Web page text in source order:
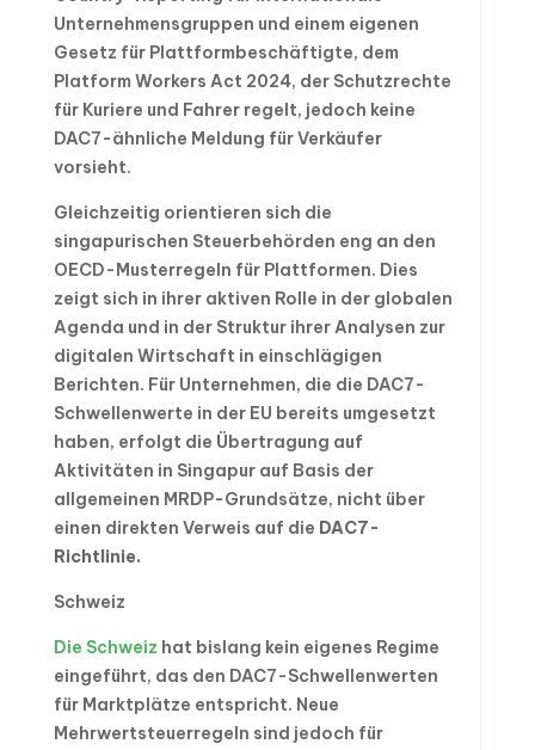
Unternehmensgruppen und einem eigenen
Gesetz für Plattformbeschäftigte, dem
Platform Workers Act 2024, der Schutzrechte
für Kuriere und Fahrer regelt, jedoch keine
DAC7-ähnliche Meldung für Verkäufer
vorsieht.
Gleichzeitig orientieren sich die
singapurischen Steuerbehörden eng an den
OECD-Musterregeln für Plattformen. Dies
zeigt sich in ihrer aktiven Rolle in der globalen
Agenda und in der Struktur ihrer Analysen zur
digitalen Wirtschaft in einschlägigen
Berichten. Für Unternehmen, die die DAC7-
Schwellenwerte in der EU bereits umgesetzt
haben, erfolgt die Übertragung auf
Aktivitäten in Singapur auf Basis der
allgemeinen MRDP-Grundsätze, nicht über
einen direkten Verweis auf die DAC7-
Richtlinie.
Schweiz
Die Schweiz hat bislang kein eigenes Regime
eingeführt, das den DAC7-Schwellenwerten
für Marktplätze entspricht. Neue
Mehrwertsteuerregeln sind jedoch für